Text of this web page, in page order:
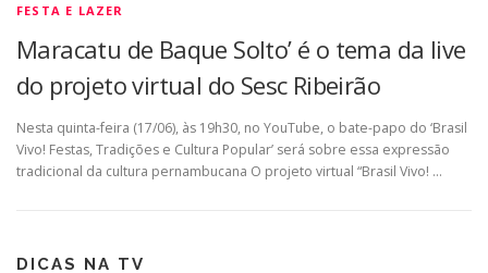
FESTA E LAZER
Maracatu de Baque Solto’ é o tema da live
do projeto virtual do Sesc Ribeirão
Nesta quinta-feira (17/06), às 19h30, no YouTube, o bate-papo do ‘Brasil
Vivo! Festas, Tradições e Cultura Popular’ será sobre essa expressão
tradicional da cultura pernambucana O projeto virtual “Brasil Vivo! …
DICAS NA TV